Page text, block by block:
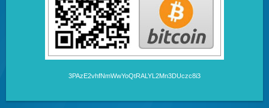
3PAzE2vhfNmWwYoQtRALYL2Mn3DUczc8i3